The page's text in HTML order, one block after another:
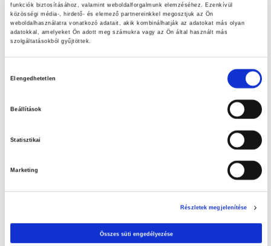
funkciók biztosításához, valamint weboldalforgalmunk elemzéséhez. Ezenkívül
közösségi média-, hirdető- és elemező partnereinkkel megosztjuk az Ön
weboldalhasználatra vonatkozó adatait, akik kombinálhatják az adatokat más olyan
adatokkal, amelyeket Ön adott meg számukra vagy az Ön által használt más
szolgáltatásokból gyűjtöttek.
Elengedhetetlen
Beállítások
Statisztikai
Marketing
Részletek megjelenítése
Összes süti engedélyezése
Jöjjön be személyesen!
Nézze meg aktuális akcióinkat!
Nézd meg aktuális ajánlatainkat! KattintsIDE